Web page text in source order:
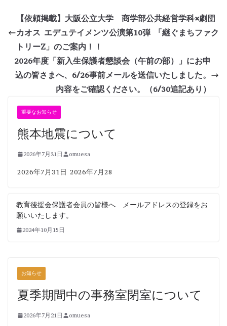
【依頼掲載】大阪公立大学 商学部公共経営学科×劇団
カオス エデュテイメンツ公演第10弾 「継ぐまちファク
トリーZ」のご案内！！
2026年度「新入生保護者懇談会（午前の部）」にお申
込の皆さまへ、6/26事前メールを送信いたしました。
内容をご確認ください。（6/30追記あり）
重要なお知らせ
熊本地震について
2026年7月31日 omuesa
2026年7月31日 2026年7月28
教育後援会保護者会員の皆様へ メールアドレスの登録をお
願いいたします。
2024年10月15日
お知らせ
夏季期間中の事務室閉室について
2026年7月21日 omuesa